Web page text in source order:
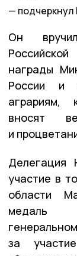
подчеркнул
Он
награды
России и
аграриям,
вносят
и
Делегация
участие в
области
медаль
за